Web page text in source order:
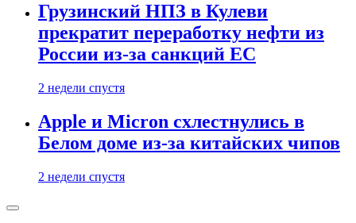
Грузинский НПЗ в Кулеви
прекратит переработку нефти из
России из-за санкций ЕС
2 недели спустя
Apple и Micron схлестнулись в
Белом доме из-за китайских чипов
2 недели спустя